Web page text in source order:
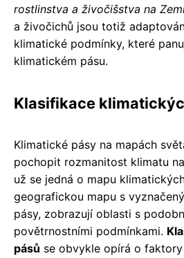
rostlinstva a živočišstva na
a živočichů jsou totiž
klimatické podmínky, které
klimatickém pásu.
Klasifikace
Klimatické pásy na mapách
pochopit rozmanitost klimatu
už se jedná o mapu
geografickou mapu s
pásy, zobrazují oblasti s
povětrnostními podmínkami.
pásů se obvykle opírá o